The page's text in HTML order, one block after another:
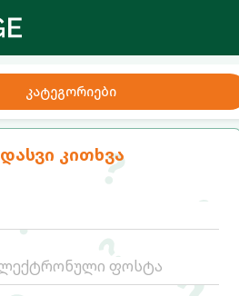
კატეგორიები
დასვი კითხვა